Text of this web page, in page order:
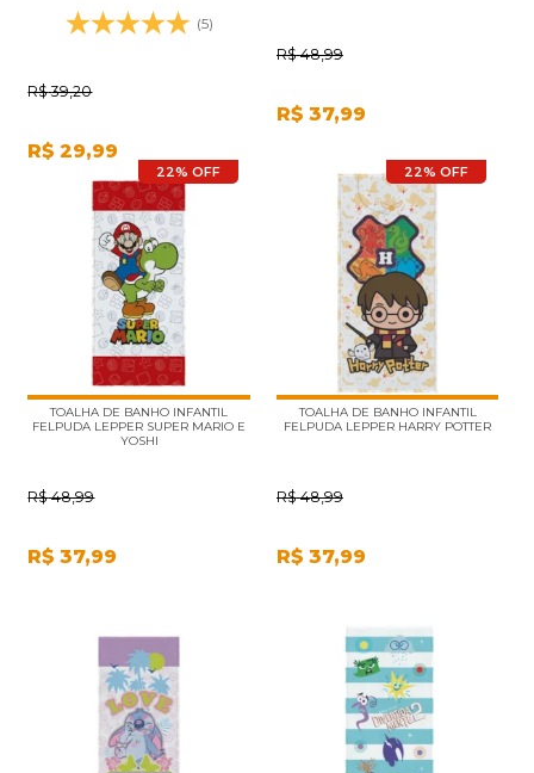
(5)
R$ 39,20
R$ 29,99
R$ 48,99
R$ 37,99
22% OFF
TOALHA DE BANHO INFANTIL
FELPUDA LEPPER SUPER MARIO E
YOSHI
R$ 48,99
R$ 37,99
22% OFF
TOALHA DE BANHO INFANTIL
FELPUDA LEPPER HARRY POTTER
R$ 48,99
R$ 37,99